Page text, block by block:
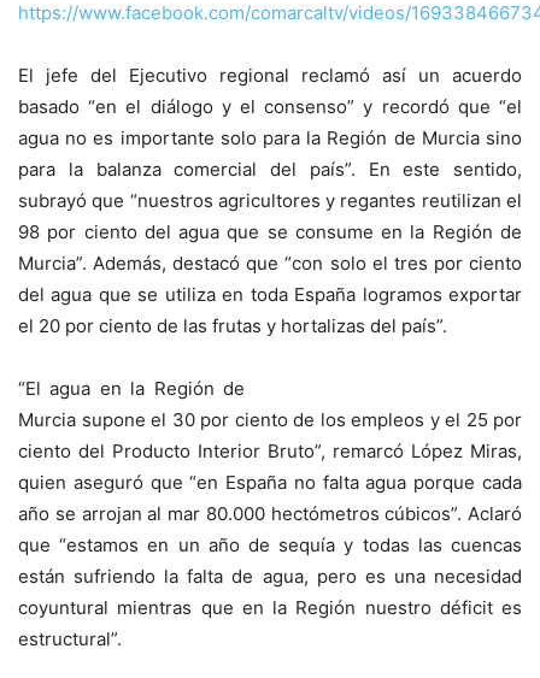
https://www.facebook.com/comarcaltv/videos/
El jefe del Ejecutivo regional reclamó así un acuerdo
basado “en el diálogo y el consenso” y recordó que “el
agua no es importante solo para la Región de Murcia sino
para la balanza comercial del país”. En este sentido,
subrayó que “nuestros agricultores y regantes reutilizan el
98 por ciento del agua que se consume en la Región de
Murcia”. Además, destacó que “con solo el tres por ciento
del agua que se utiliza en toda España logramos exportar
el 20 por ciento de las frutas y hortalizas del país”.
“El agua en la Región de
Murcia supone el 30 por ciento de los empleos y el 25 por
ciento del Producto Interior Bruto”, remarcó López Miras,
quien aseguró que “en España no falta agua porque cada
año se arrojan al mar 80.000 hectómetros cúbicos”. Aclaró
que “estamos en un año de sequía y todas las cuencas
están sufriendo la falta de agua, pero es una necesidad
coyuntural mientras que en la Región nuestro déficit es
estructural”.